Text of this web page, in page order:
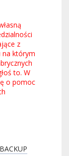
z
na którym
to. W
o pomoc